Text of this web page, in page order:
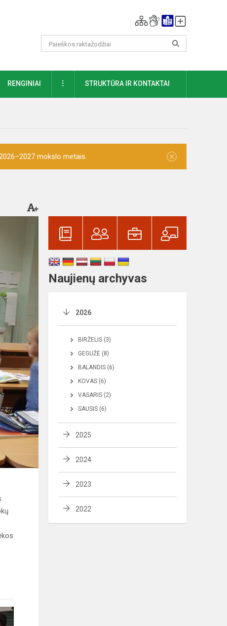
RENGINIAI DAUGIAUSTRUKTŪRA IR KONTAKTAI
mokslo metais. ×
Naujienų archyvas
2026
BIRŽELIS (3)
GEGUŽĖ (8)
BALANDIS (6)
KOVAS (6)
VASARIS (2)
SAUSIS (6)
2025
2024
2023
2022